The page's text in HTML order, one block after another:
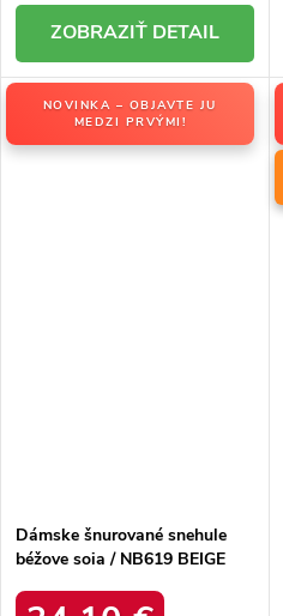
DETAIL
NOVINKA – OBJAVTE JU
MEDZI PRVÝMI!
Dámske šnurované snehule
béžove soia / NB619 BEIGE